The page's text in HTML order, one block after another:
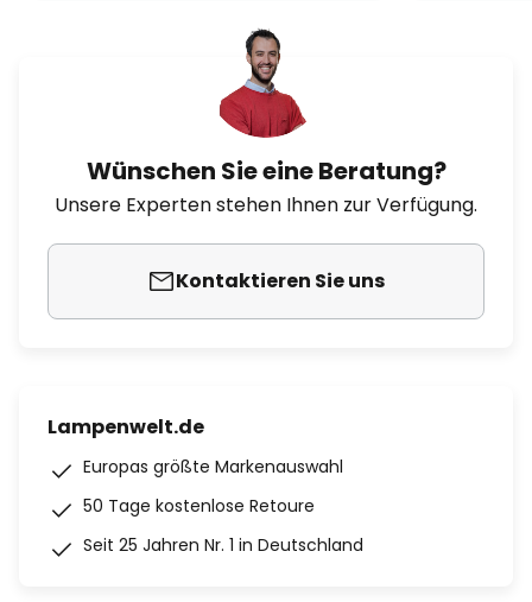
Wünschen Sie eine Beratung?
Unsere Experten stehen Ihnen zur Verfügung.
Kontaktieren Sie uns
Lampenwelt.de
Europas größte Markenauswahl
50 Tage kostenlose Retoure
Seit 25 Jahren Nr. 1 in Deutschland